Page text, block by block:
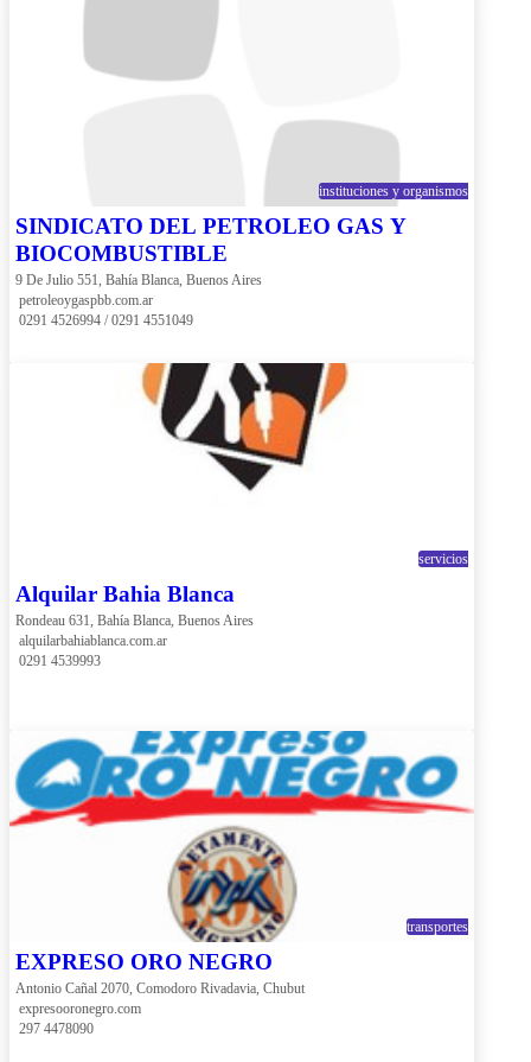
instituciones y organismos
SINDICATO DEL PETROLEO GAS Y
BIOCOMBUSTIBLE
9 De Julio 551, Bahía Blanca, Buenos Aires
petroleoygaspbb.com.ar
0291 4526994 / 0291 4551049
servicios
Alquilar Bahia Blanca
Rondeau 631, Bahía Blanca, Buenos Aires
alquilarbahiablanca.com.ar
0291 4539993
transportes
EXPRESO ORO NEGRO
Antonio Cañal 2070, Comodoro Rivadavia, Chubut
expresooronegro.com
297 4478090